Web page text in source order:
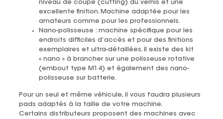
niveau de coupe (cutting) du vernis et une
excellente finition. Machine adaptée pour les
amateurs comme pour les professionnels.
Nano-polisseuse : machine spécifique pour les
endroits difficiles d’accès et pour des finitions
exemplaires et ultra-détaillées. Il existe des kit
« nano » à brancher sur une polisseuse rotative
(embout type M14) et également des nano-
polisseuse sur batterie.
Pour un seul et même véhicule, il vous faudra plusieurs
pads adaptés à la taille de votre machine.
Certains distributeurs proposent des machines avec